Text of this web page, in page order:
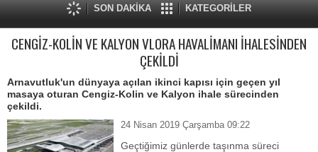
SON DAKİKA KATEGORİLER
CENGİZ-KOLİN VE KALYON VLORA HAVALİMANI İHALESİNDEN
ÇEKİLDİ
Arnavutluk'un dünyaya açılan ikinci kapısı için geçen yıl
masaya oturan Cengiz-Kolin ve Kalyon ihale sürecinden
çekildi.
24 Nisan 2019 Çarşamba 09:22
Geçtiğimiz günlerde taşınma süreci